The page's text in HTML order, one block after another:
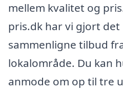
mellem kvalitet og
pris.dk har vi gjort
sammenligne tilbud
lokalområde. Du kan
anmode om op til tre